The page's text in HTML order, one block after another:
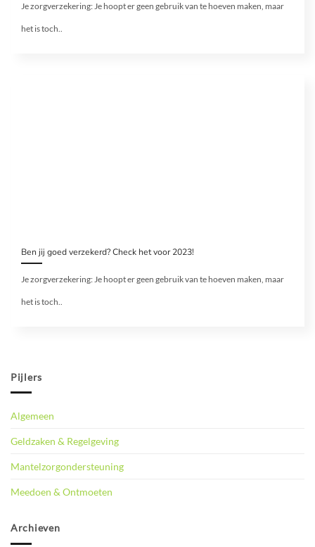
Pijlers
Algemeen
Geldzaken & Regelgeving
Mantelzorgondersteuning
Meedoen & Ontmoeten
Archieven
Je zorgverzekering: Je hoopt er geen gebruik van te hoeven maken, maar
het is toch..
Ben jij goed verzekerd? Check het voor 2023!
Je zorgverzekering: Je hoopt er geen gebruik van te hoeven maken, maar
het is toch..